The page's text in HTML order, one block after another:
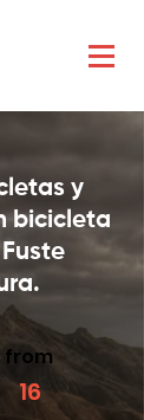
y
bicicleta
from
16